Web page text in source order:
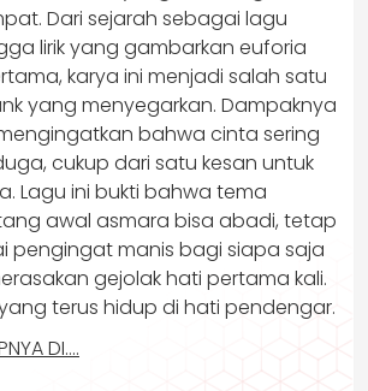
Dari sejarah sebagai lagu
lirik yang gambarkan euforia
karya ini menjadi salah satu
yang menyegarkan. Dampaknya
bahwa cinta sering
cukup dari satu kesan untuk
Lagu ini bukti bahwa tema
awal asmara bisa abadi, tetap
pengingat manis bagi siapa saja
gejolak hati pertama kali.
terus hidup di hati pendengar.
DI….